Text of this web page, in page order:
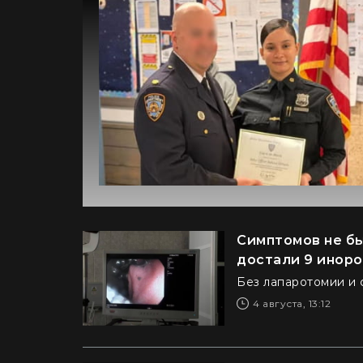
Симптомов не
достали 9
Без лапаротомии и
4 августа, 13:12